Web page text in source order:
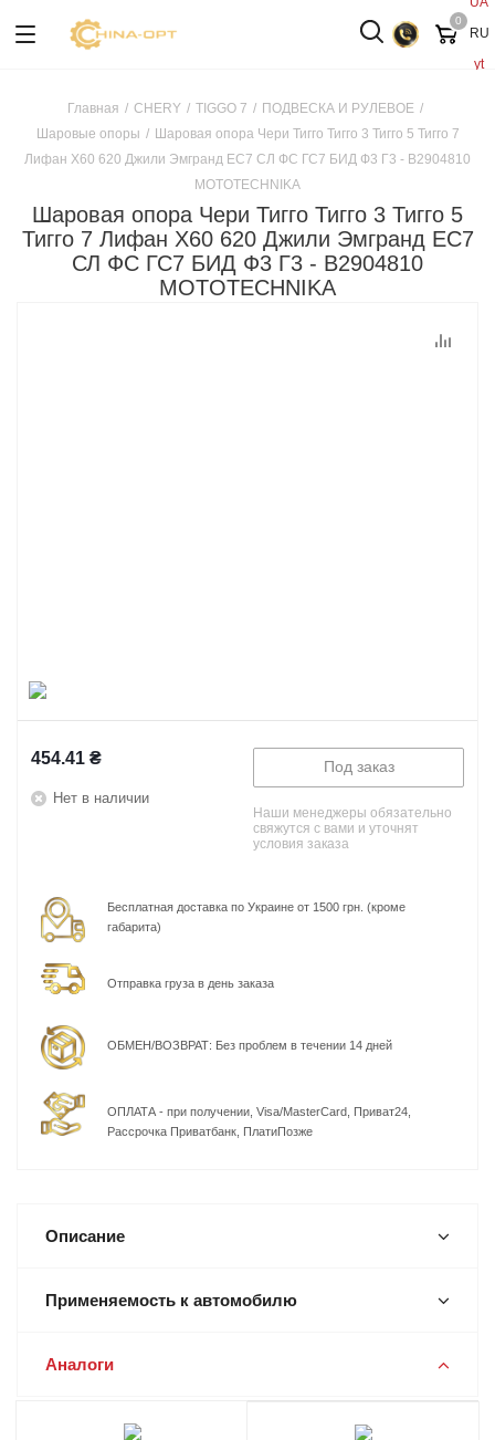
RU
yt
0
Главная / CHERY / TIGGO 7 / ПОДВЕСКА И РУЛЕВОЕ /
Шаровые опоры / Шаровая опора Чери Тигго Тигго 3 Тигго 5 Тигго 7
Лифан Х60 620 Джили Эмгранд ЕС7 СЛ ФС ГС7 БИД Ф3 Г3 - B2904810
MOTOTECHNIKA
Шаровая опора Чери Тигго Тигго 3 Тигго 5
Тигго 7 Лифан Х60 620 Джили Эмгранд ЕС7
СЛ ФС ГС7 БИД Ф3 Г3 - B2904810
MOTOTECHNIKA
454.41 ₴
Нет в наличии
Под заказ
Наши менеджеры обязательно
свяжутся с вами и уточнят
условия заказа
Бесплатная доставка по Украине от 1500 грн. (кроме
габарита)
Отправка груза в день заказа
ОБМЕН/ВОЗВРАТ: Без проблем в течении 14 дней
ОПЛАТА - при получении, Visa/MasterCard, Приват24,
Рассрочка Приватбанк, ПлатиПозже
Описание
Применяемость к автомобилю
Аналоги